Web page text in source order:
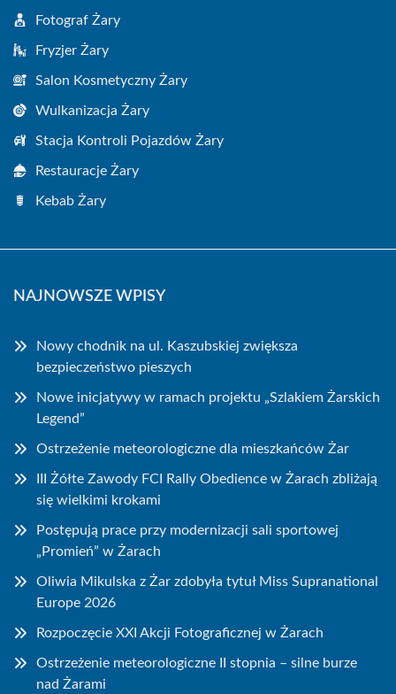
Fotograf Żary
Fryzjer Żary
Salon Kosmetyczny Żary
Wulkanizacja Żary
Stacja Kontroli Pojazdów Żary
Restauracje Żary
Kebab Żary
NAJNOWSZE WPISY
Nowy chodnik na ul. Kaszubskiej zwiększa
bezpieczeństwo pieszych
Nowe inicjatywy w ramach projektu „Szlakiem Żarskich
Legend”
Ostrzeżenie meteorologiczne dla mieszkańców Żar
III Żółte Zawody FCI Rally Obedience w Żarach zbliżają
się wielkimi krokami
Postępują prace przy modernizacji sali sportowej
„Promień” w Żarach
Oliwia Mikulska z Żar zdobyła tytuł Miss Supranational
Europe 2026
Rozpoczęcie XXI Akcji Fotograficznej w Żarach
Ostrzeżenie meteorologiczne II stopnia – silne burze
nad Żarami